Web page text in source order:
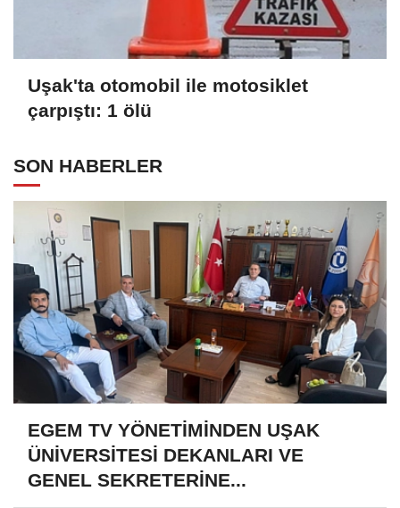
Uşak'ta otomobil ile motosiklet
çarpıştı: 1 ölü
SON HABERLER
EGEM TV YÖNETİMİNDEN UŞAK
ÜNİVERSİTESİ DEKANLARI VE
GENEL SEKRETERİNE...